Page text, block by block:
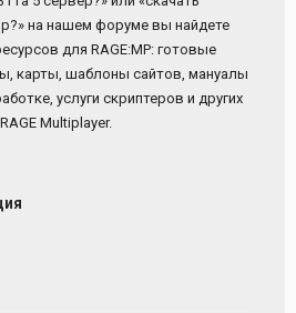
на нашем форуме вы найдете
для RAGE:MP: готовые
карты, шаблоны сайтов, мануалы
услуги скриптеров и других
Multiplayer.